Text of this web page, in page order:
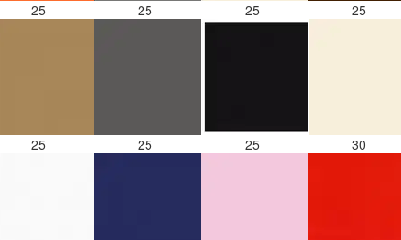
25 25 25 25
25 25 25 30